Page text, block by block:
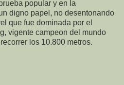
popular y en la
digno papel, no desentonando
que fue dominada por el
vigente campeon del mundo
los 10.800 metros.